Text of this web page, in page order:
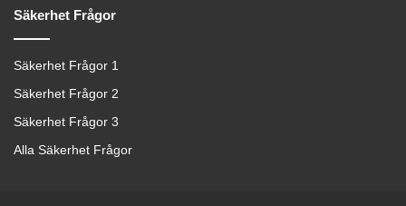
Säkerhet Frågor
Säkerhet Frågor 1
Säkerhet Frågor 2
Säkerhet Frågor 3
Alla Säkerhet Frågor